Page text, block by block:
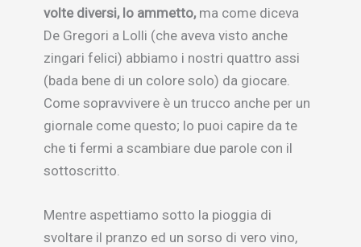
volte diversi, lo ammetto, ma come diceva
De Gregori a Lolli (che aveva visto anche
zingari felici) abbiamo i nostri quattro assi
(bada bene di un colore solo) da giocare.
Come sopravvivere è un trucco anche per un
giornale come questo; lo puoi capire da te
che ti fermi a scambiare due parole con il
sottoscritto.
Mentre aspettiamo sotto la pioggia di
svoltare il pranzo ed un sorso di vero vino,